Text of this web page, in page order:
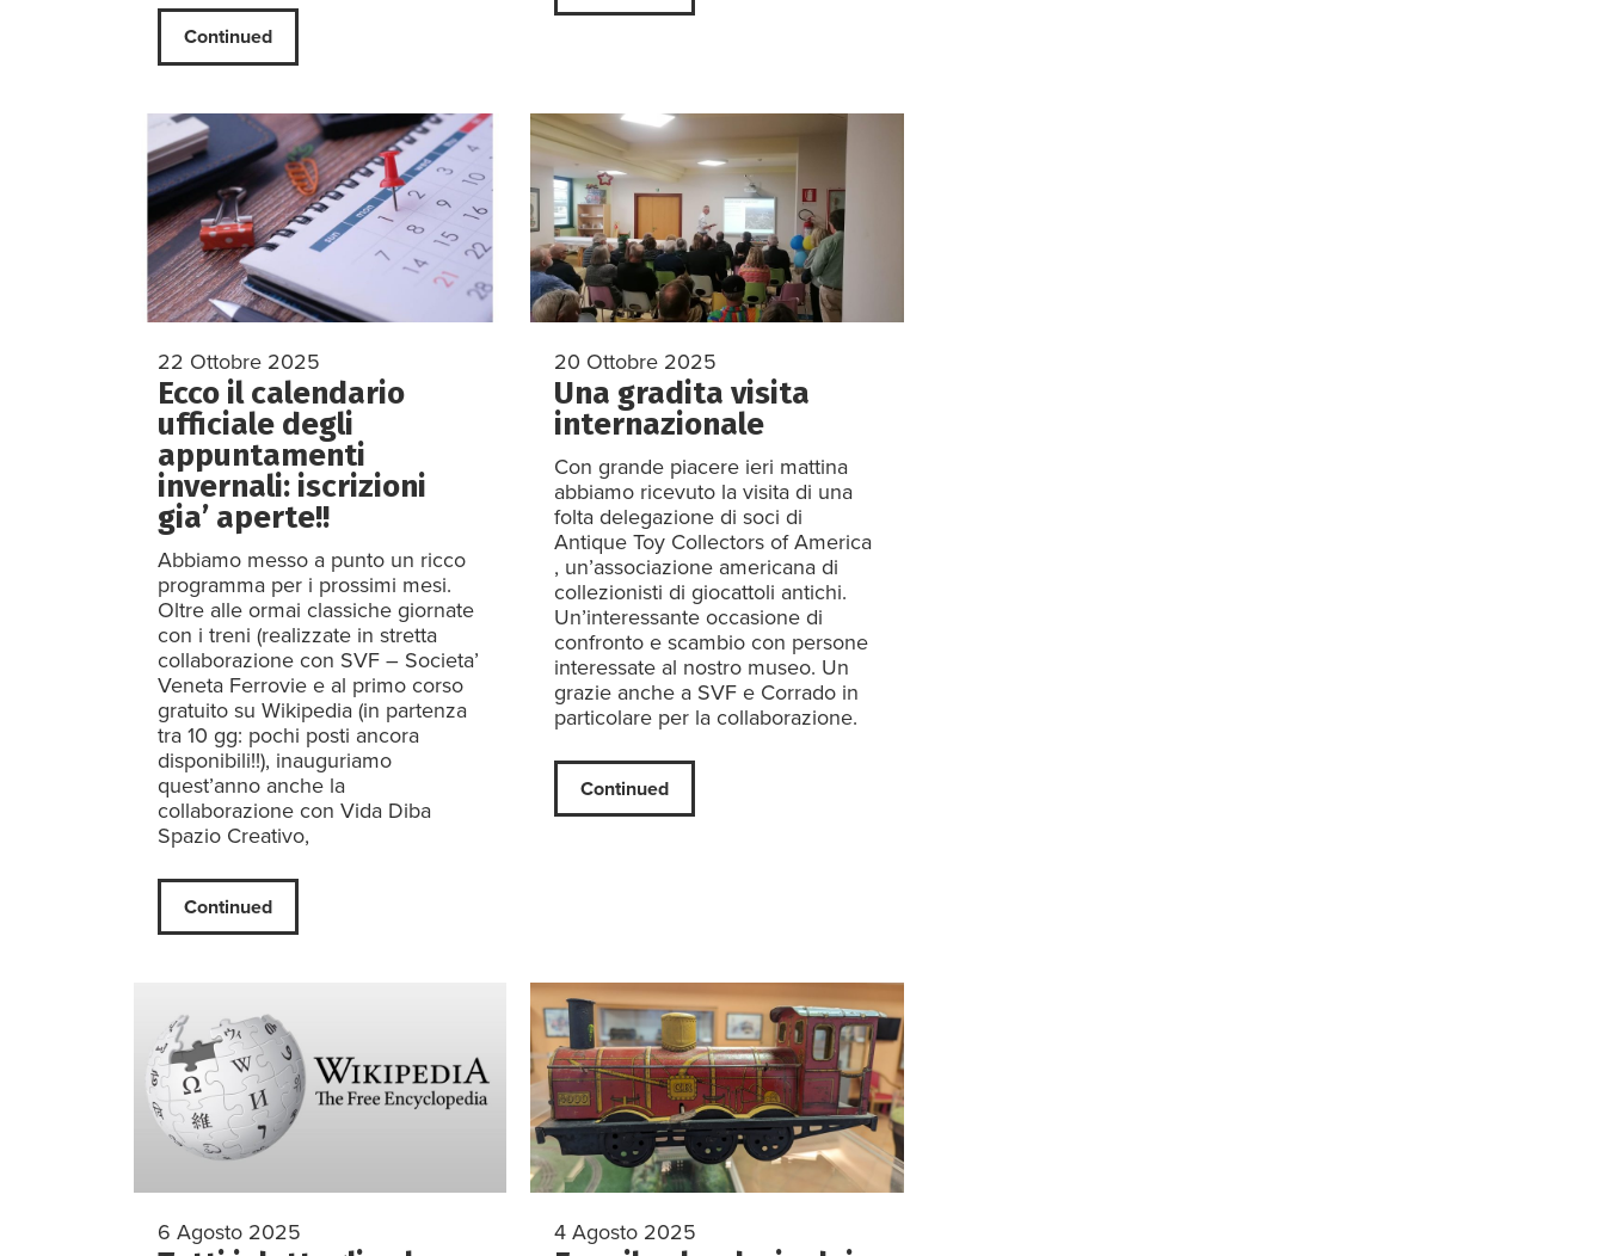
Continued
22 Ottobre 2025
Ecco il calendario
ufficiale degli
appuntamenti
invernali: iscrizioni
gia’ aperte!!
Abbiamo messo a punto un ricco
programma per i prossimi mesi.
Oltre alle ormai classiche giornate
con i treni (realizzate in stretta
collaborazione con SVF – Societa’
Veneta Ferrovie e al primo corso
gratuito su Wikipedia (in partenza
tra 10 gg: pochi posti ancora
disponibili!!), inauguriamo
quest’anno anche la
collaborazione con Vida Diba
Spazio Creativo,
Continued
20 Ottobre 2025
Una gradita visita
internazionale
Con grande piacere ieri mattina
abbiamo ricevuto la visita di una
folta delegazione di soci di
Antique Toy Collectors of America
, un’associazione americana di
collezionisti di giocattoli antichi.
Un’interessante occasione di
confronto e scambio con persone
interessate al nostro museo. Un
grazie anche a SVF e Corrado in
particolare per la collaborazione.
Continued
6 Agosto 2025 4 Agosto 2025